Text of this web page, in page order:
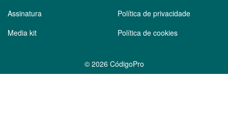
Assinatura
Media kit
Política de privacidade
Política de cookies
© 2026 CódigoPro